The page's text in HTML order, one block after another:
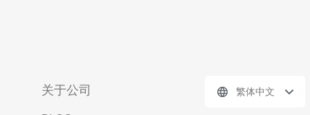
关于公司 繁体中文